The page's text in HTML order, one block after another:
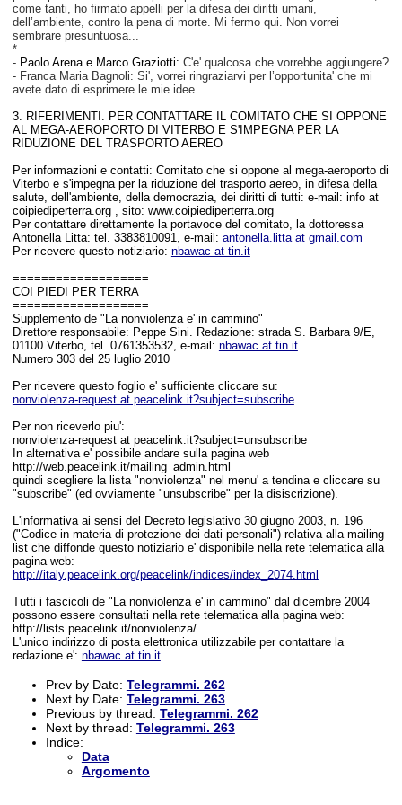
come tanti, ho firmato appelli per la difesa dei diritti umani,
dell’ambiente, contro la pena di morte. Mi fermo qui. Non vorrei
sembrare presuntuosa...
*
- Paolo Arena e Marco Graziotti: C'e' qualcosa che vorrebbe aggiungere?
- Franca Maria Bagnoli: Si', vorrei ringraziarvi per l’opportunita' che mi
avete dato di esprimere le mie idee.
3. RIFERIMENTI. PER CONTATTARE IL COMITATO CHE SI OPPONE
AL MEGA-AEROPORTO DI VITERBO E S'IMPEGNA PER LA
RIDUZIONE DEL TRASPORTO AEREO
Per informazioni e contatti: Comitato che si oppone al mega-aeroporto di
Viterbo e s'impegna per la riduzione del trasporto aereo, in difesa della
salute, dell'ambiente, della democrazia, dei diritti di tutti: e-mail: info at
coipiediperterra.org , sito: www.coipiediperterra.org
Per contattare direttamente la portavoce del comitato, la dottoressa
Antonella Litta: tel. 3383810091, e-mail: antonella.litta at gmail.com
Per ricevere questo notiziario: nbawac at tin.it
===================
COI PIEDI PER TERRA
===================
Supplemento de "La nonviolenza e' in cammino"
Direttore responsabile: Peppe Sini. Redazione: strada S. Barbara 9/E,
01100 Viterbo, tel. 0761353532, e-mail: nbawac at tin.it
Numero 303 del 25 luglio 2010
Per ricevere questo foglio e' sufficiente cliccare su:
nonviolenza-request at peacelink.it?subject=subscribe
Per non riceverlo piu':
nonviolenza-request at peacelink.it?subject=unsubscribe
In alternativa e' possibile andare sulla pagina web
http://web.peacelink.it/mailing_admin.html
quindi scegliere la lista "nonviolenza" nel menu' a tendina e cliccare su
"subscribe" (ed ovviamente "unsubscribe" per la disiscrizione).
L'informativa ai sensi del Decreto legislativo 30 giugno 2003, n. 196
("Codice in materia di protezione dei dati personali") relativa alla mailing
list che diffonde questo notiziario e' disponibile nella rete telematica alla
pagina web:
http://italy.peacelink.org/peacelink/indices/index_2074.html
Tutti i fascicoli de "La nonviolenza e' in cammino" dal dicembre 2004
possono essere consultati nella rete telematica alla pagina web:
http://lists.peacelink.it/nonviolenza/
L'unico indirizzo di posta elettronica utilizzabile per contattare la
redazione e': nbawac at tin.it
Prev by Date: Telegrammi. 262
Next by Date: Telegrammi. 263
Previous by thread: Telegrammi. 262
Next by thread: Telegrammi. 263
Indice:
Data
Argomento